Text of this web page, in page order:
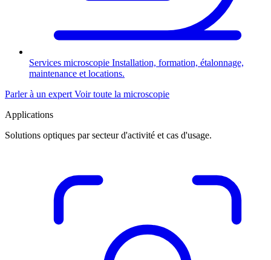
Services microscopie Installation, formation, étalonnage,
maintenance et locations.
Parler à un expert Voir toute la microscopie
Applications
Solutions optiques par secteur d'activité et cas d'usage.